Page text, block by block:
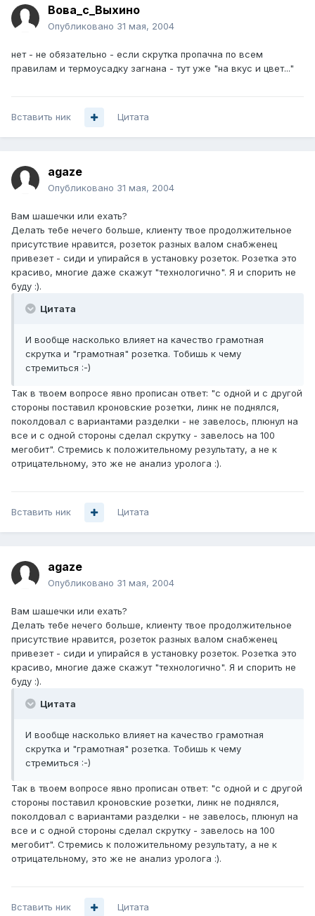
Вова_с_Выхино
Опубликовано 31 мая, 2004
нет - не обязательно - если скрутка пропачна по всем
правилам и термоусадку загнана - тут уже "на вкус и цвет..."
Вставить ник Цитата
agaze
Опубликовано 31 мая, 2004
Вам шашечки или ехать?
Делать тебе нечего больше, клиенту твое продолжительное
присутствие нравится, розеток разных валом снабженец
привезет - сиди и упирайся в установку розеток. Розетка это
красиво, многие даже скажут "технологично". Я и спорить не
буду :).
Цитата
И вообще насколько влияет на качество грамотная
скрутка и "грамотная" розетка. Тобишь к чему
стремиться :-)
Так в твоем вопросе явно прописан ответ: "с одной и с другой
стороны поставил кроновские розетки, линк не поднялся,
поколдовал с вариантами разделки - не завелось, плюнул на
все и с одной стороны сделал скрутку - завелось на 100
мегобит". Стремись к положительному результату, а не к
отрицательному, это же не анализ уролога :).
Вставить ник Цитата
agaze
Опубликовано 31 мая, 2004
Вам шашечки или ехать?
Делать тебе нечего больше, клиенту твое продолжительное
присутствие нравится, розеток разных валом снабженец
привезет - сиди и упирайся в установку розеток. Розетка это
красиво, многие даже скажут "технологично". Я и спорить не
буду :).
Цитата
И вообще насколько влияет на качество грамотная
скрутка и "грамотная" розетка. Тобишь к чему
стремиться :-)
Так в твоем вопросе явно прописан ответ: "с одной и с другой
стороны поставил кроновские розетки, линк не поднялся,
поколдовал с вариантами разделки - не завелось, плюнул на
все и с одной стороны сделал скрутку - завелось на 100
мегобит". Стремись к положительному результату, а не к
отрицательному, это же не анализ уролога :).
Вставить ник Цитата